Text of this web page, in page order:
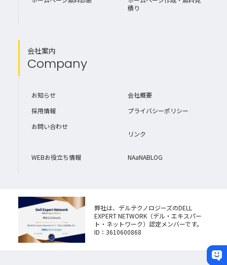
積り
会社案内
Company
お知らせ
会社概要
採用情報
プライバシーポリシー
お問い合わせ
リンク
WEBお役立ち情報 NAaNABLOG
弊社は、デルテクノロジーズのDELL
EXPERT NETWORK（デル・エキスパー
ト・ネットワーク）認定メンバーです。
ID：3610600868